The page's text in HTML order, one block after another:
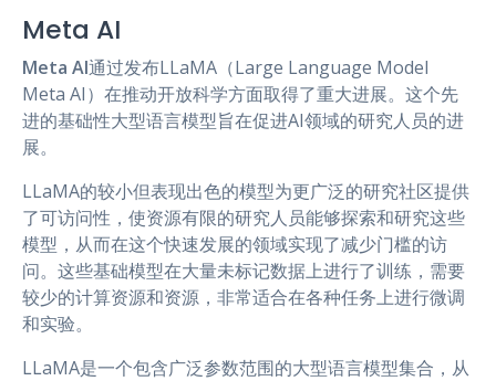
Meta AI
Meta AI通过发布LLaMA（Large Language Model
Meta AI）在推动开放科学方面取得了重大进展。这个先
进的基础性大型语言模型旨在促进AI领域的研究人员的进
展。
LLaMA的较小但表现出色的模型为更广泛的研究社区提供
了可访问性，使资源有限的研究人员能够探索和研究这些
模型，从而在这个快速发展的领域实现了减少门槛的访
问。这些基础模型在大量未标记数据上进行了训练，需要
较少的计算资源和资源，非常适合在各种任务上进行微调
和实验。
LLaMA是一个包含广泛参数范围的大型语言模型集合，从